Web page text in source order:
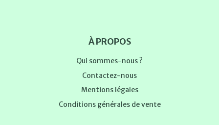
À PROPOS
Qui sommes-nous ?
Contactez-nous
Mentions légales
Conditions générales de vente